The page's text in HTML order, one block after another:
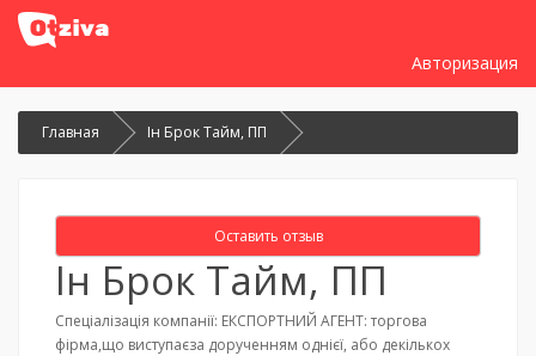
Авторизация
Главная Ін Брок Тайм, ПП
Оставить отзыв
Ін Брок Тайм, ПП
Спеціалізація компанії: ЕКСПОРТНИЙ АГЕНТ: торгова
фірма,що виступаєза дорученням однієї, або декількох